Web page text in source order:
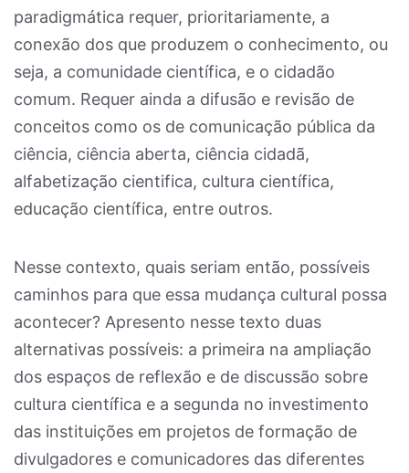
paradigmática requer, prioritariamente, a
conexão dos que produzem o conhecimento, ou
seja, a comunidade científica, e o cidadão
comum. Requer ainda a difusão e revisão de
conceitos como os de comunicação pública da
ciência, ciência aberta, ciência cidadã,
alfabetização cientifica, cultura científica,
educação científica, entre outros.
Nesse contexto, quais seriam então, possíveis
caminhos para que essa mudança cultural possa
acontecer? Apresento nesse texto duas
alternativas possíveis: a primeira na ampliação
dos espaços de reflexão e de discussão sobre
cultura científica e a segunda no investimento
das instituições em projetos de formação de
divulgadores e comunicadores das diferentes